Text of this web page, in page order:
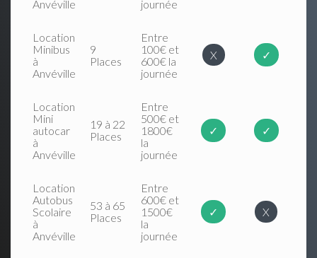
Anvéville
journée
Location
Minibus
à
Anvéville
9
Places
Entre
100€ et
600€ la
journée
X ✓
Location
Mini
autocar
à
Anvéville
19 à 22
Places
Entre
500€ et
1800€
la
journée
✓ ✓
Location
Autobus
Scolaire
à
Anvéville
53 à 65
Places
Entre
600€ et
1500€
la
journée
✓ X